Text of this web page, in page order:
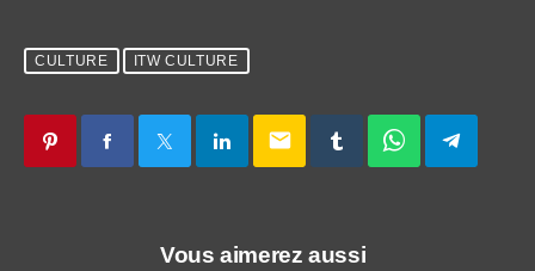
CULTURE ITW CULTURE
email
Vous aimerez aussi